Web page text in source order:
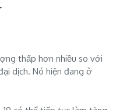
thấp hơn nhiều so với
dịch. Nó hiện đang ở